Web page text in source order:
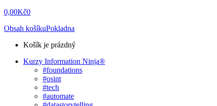
0,00Kč0
Obsah košíkuPokladna
Košík je prázdný
Kurzy Information Ninja®
#foundations
#osint
#tech
#automate